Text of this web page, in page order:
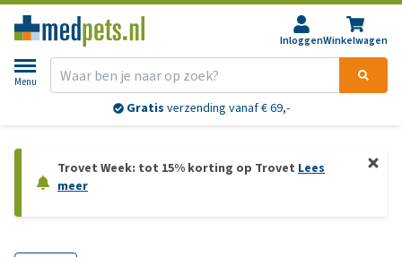
InloggenWinkelwagen
Menu
Gratis verzending vanaf € 69,-
Trovet Week: tot 15% korting op Trovet Lees
meer